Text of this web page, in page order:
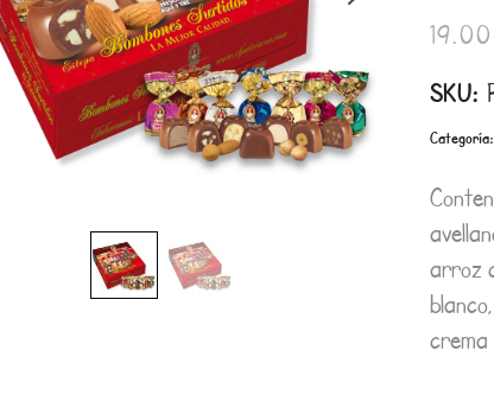
SKU:
Categoría:
arroz
crema